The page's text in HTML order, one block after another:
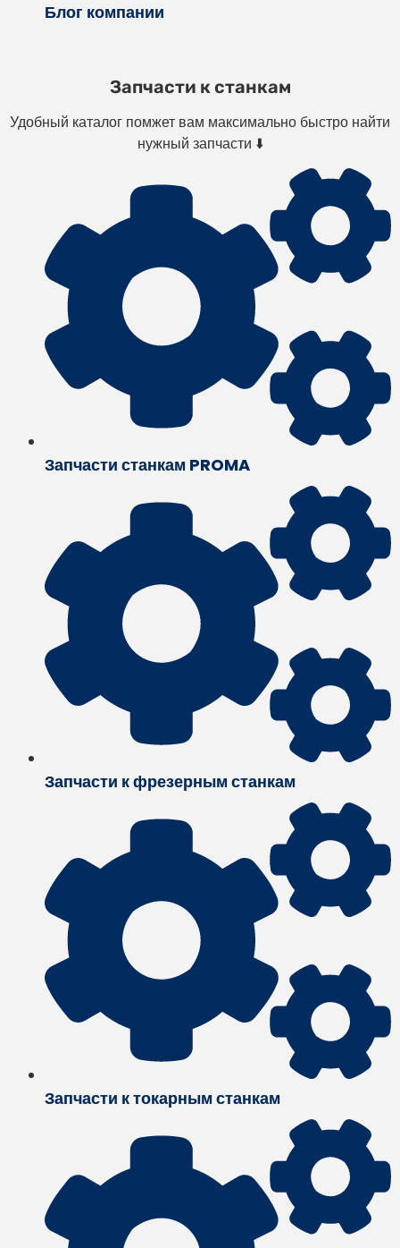
Блог компании
Запчасти к станкам
Удобный каталог помжет вам максимально быстро найти
нужный запчасти ⬇️
Запчасти станкам PROMA
Запчасти к фрезерным станкам
Запчасти к токарным станкам